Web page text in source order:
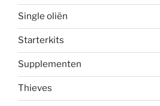
Single oliën
Starterkits
Supplementen
Thieves